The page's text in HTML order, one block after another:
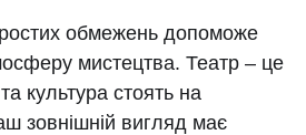
обмежень допоможе
мистецтва. Театр – це
культура стоять на
зовнішній вигляд має